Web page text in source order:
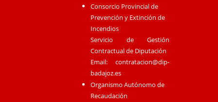
Consorcio Provincial de
Prevención y Extinción de
Incendios
Servicio de Gestión
Contractual de Diputación
Email:contratacion@dip-
badajoz.es
Organismo Autónomo de
Recaudación